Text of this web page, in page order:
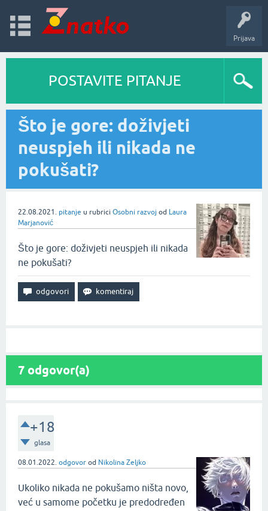
Prijava
POSTAVITE PITANJE
Što je gore: doživjeti
neuspjeh ili nikada ne
pokušati?
22.08.2021. pitanje u rubrici Osobni razvoj od Laura
Marjanović
Što je gore: doživjeti neuspjeh ili nikada
ne pokušati?
7 odgovor(a)
+18
glasa
08.01.2022. odgovor od Nikolina Zeljko
Ukoliko nikada ne pokušamo ništa novo,
već u samome početku je predodređen